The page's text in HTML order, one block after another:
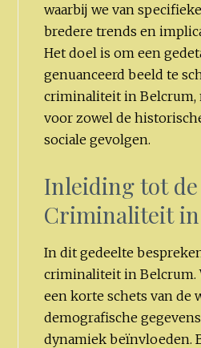
waarbij we van
bredere trends en
Het doel is om een
genuanceerd beeld te
criminaliteit in Belcrum,
voor zowel de
sociale gevolgen.
Inleiding tot de
Criminaliteit
In dit gedeelte
criminaliteit in Belcrum.
een korte schets van de
demografische
dynamiek beïnvloeden.